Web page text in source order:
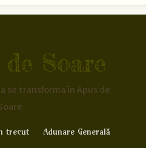
Soare
se transforma în Apus de
trecut
Adunare Generală